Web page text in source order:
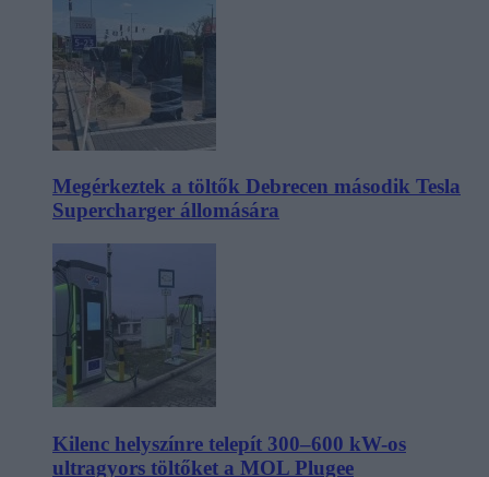
Megérkeztek a töltők Debrecen második Tesla
Supercharger állomására
Kilenc helyszínre telepít 300–600 kW-os
ultragyors töltőket a MOL Plugee